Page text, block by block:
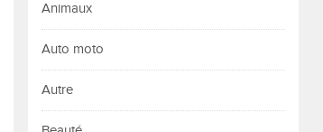
Animaux
Auto moto
Autre